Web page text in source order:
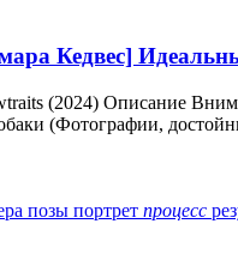
Кедвес]
(2024) Описание
(Фотографии,
позы портрет процесс